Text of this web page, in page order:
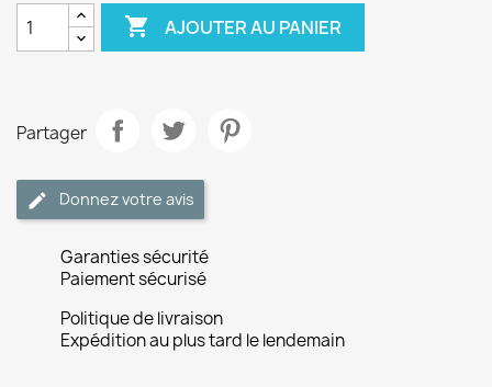
 AJOUTER AU PANIER
Partager
Donnez votre avis
Garanties sécurité
Paiement sécurisé
Politique de livraison
Expédition au plus tard le lendemain